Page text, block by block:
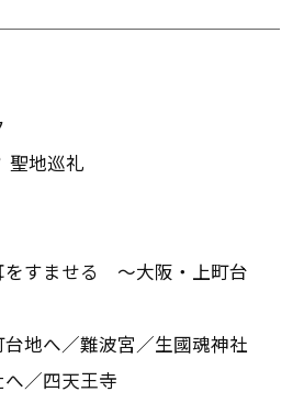
聖地巡礼
をすませる 〜大阪・上町台
地へ／難波宮／生國魂神社
／四天王寺